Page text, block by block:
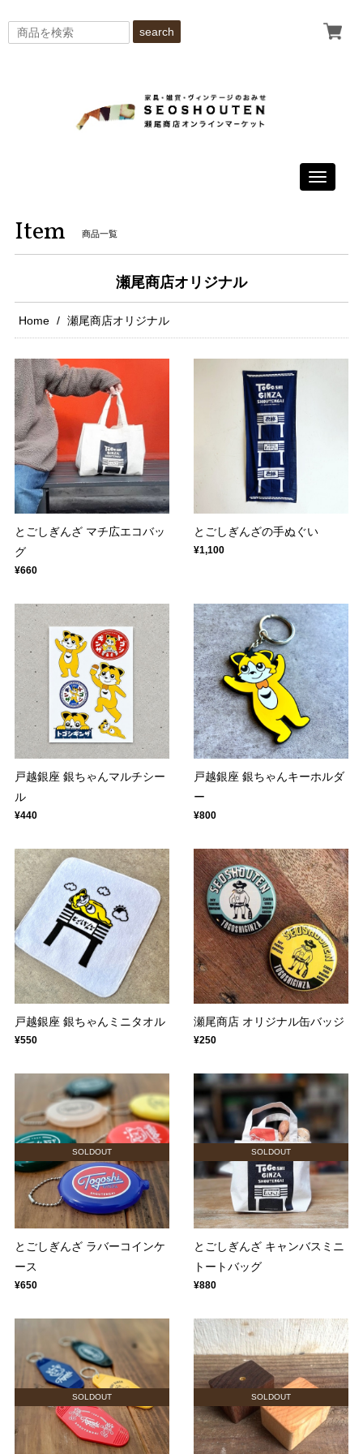
search
Toggle
Item 商品一覧
瀬尾商店オリジナル
Home 瀬尾商店オリジナル
とごしぎんざ マチ広エコバッ
グ
¥660
とごしぎんざの手ぬぐい
¥1,100
戸越銀座 銀ちゃんマルチシー
ル
¥440
戸越銀座 銀ちゃんキーホルダ
ー
¥800
戸越銀座 銀ちゃんミニタオル
¥550
瀬尾商店 オリジナル缶バッジ
¥250
SOLDOUT
とごしぎんざ ラバーコインケ
ース
¥650
SOLDOUT
とごしぎんざ キャンバスミニ
トートバッグ
¥880
SOLDOUT SOLDOUT